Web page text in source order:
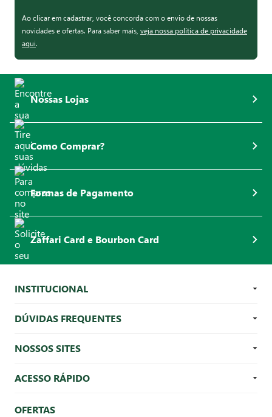
Ao clicar em cadastrar, você concorda com o envio de nossas
novidades e ofertas. Para saber mais, veja nossa política de privacidade
aqui.
Nossas Lojas
Como Comprar?
Formas de Pagamento
Zaffari Card e Bourbon Card
INSTITUCIONAL
DÚVIDAS FREQUENTES
NOSSOS SITES
ACESSO RÁPIDO
OFERTAS